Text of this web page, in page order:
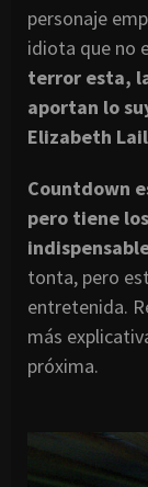
personaje
idiota que no
terror esta,
aportan lo
Elizabeth Lail
Countdown
pero tiene
tonta, pero
entretenida.
más
próxima.